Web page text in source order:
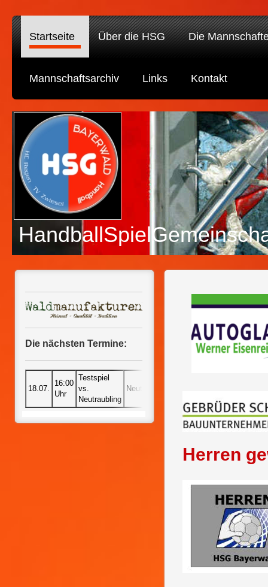
Startseite Über die HSG Die
Mannschaftsarchiv Links Kontakt
Die nächsten Termine:
18.07.
16:00
Uhr
Testspiel
vs.
Neutraubling
Neutraubling
Herren